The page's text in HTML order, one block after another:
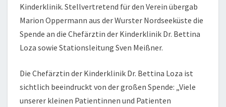
Kinderklinik. Stellvertretend für den Verein übergab
Marion Oppermann aus der Wurster Nordseeküste die
Spende an die Chefärztin der Kinderklinik Dr. Bettina
Loza sowie Stationsleitung Sven Meißner.
Die Chefärztin der Kinderklinik Dr. Bettina Loza ist
sichtlich beeindruckt von der großen Spende: „Viele
unserer kleinen Patientinnen und Patienten